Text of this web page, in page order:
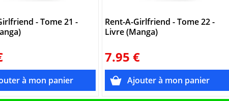
- Tome 21 -
Rent-A-Girlfriend - Tome 22 -
Livre (Manga)
7.95 €